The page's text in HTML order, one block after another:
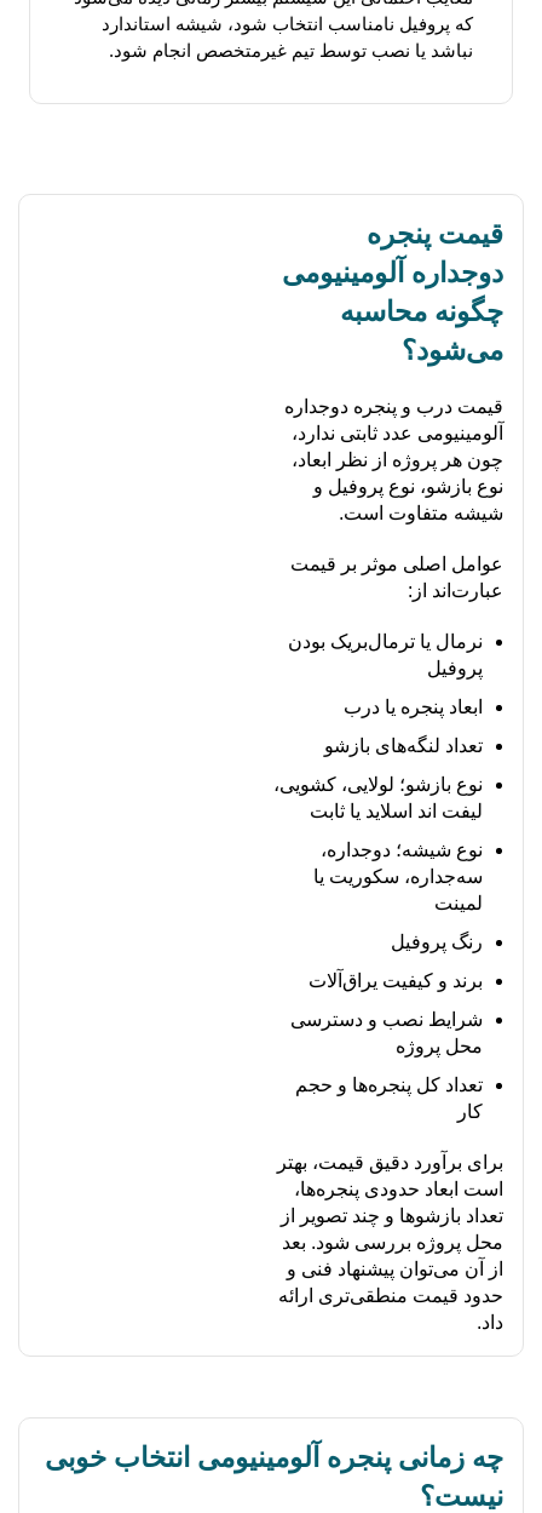
که پروفیل نامناسب انتخاب شود، شیشه استاندارد
نباشد یا نصب توسط تیم غیرمتخصص انجام شود.
قیمت پنجره
دوجداره آلومینیومی
چگونه محاسبه
می‌شود؟
قیمت درب و پنجره دوجداره
آلومینیومی عدد ثابتی ندارد،
چون هر پروژه از نظر ابعاد،
نوع بازشو، نوع پروفیل و
شیشه متفاوت است.
عوامل اصلی موثر بر قیمت
عبارت‌اند از:
نرمال یا ترمال‌بریک بودن
پروفیل
ابعاد پنجره یا درب
تعداد لنگه‌های بازشو
نوع بازشو؛ لولایی، کشویی،
لیفت اند اسلاید یا ثابت
نوع شیشه؛ دوجداره،
سه‌جداره، سکوریت یا
لمینت
رنگ پروفیل
برند و کیفیت یراق‌آلات
شرایط نصب و دسترسی
محل پروژه
تعداد کل پنجره‌ها و حجم
کار
برای برآورد دقیق قیمت، بهتر
است ابعاد حدودی پنجره‌ها،
تعداد بازشوها و چند تصویر از
محل پروژه بررسی شود. بعد
از آن می‌توان پیشنهاد فنی و
حدود قیمت منطقی‌تری ارائه
داد.
چه زمانی پنجره آلومینیومی انتخاب خوبی
نیست؟